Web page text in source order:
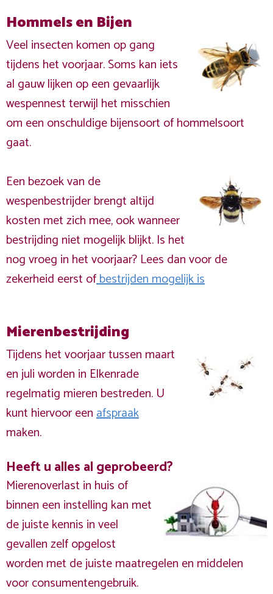
Hommels en Bijen
Veel insecten komen op gang
tijdens het voorjaar. Soms kan iets
al gauw lijken op een gevaarlijk
wespennest terwijl het misschien
om een onschuldige bijensoort of hommelsoort
gaat.
Een bezoek van de
wespenbestrijder brengt altijd
kosten met zich mee, ook wanneer
bestrijding niet mogelijk blijkt. Is het
nog vroeg in het voorjaar? Lees dan voor de
zekerheid eerst ofbestrijden mogelijk is
Mierenbestrijding
Tijdens het voorjaar tussen maart
en juli worden in Elkenrade
regelmatig mieren bestreden. U
kunt hiervoor eenafspraak
maken.
Heeft u alles al geprobeerd?
Mierenoverlast in huis of
binnen een instelling kan met
de juiste kennis in veel
gevallen zelf opgelost
worden met de juiste maatregelen en middelen
voor consumentengebruik.